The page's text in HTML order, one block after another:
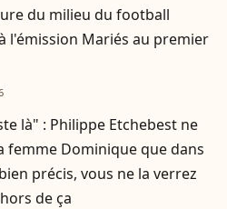
du milieu du football
l'émission Mariés au premier
là" : Philippe Etchebest ne
femme Dominique que dans
précis, vous ne la verrez
de ça